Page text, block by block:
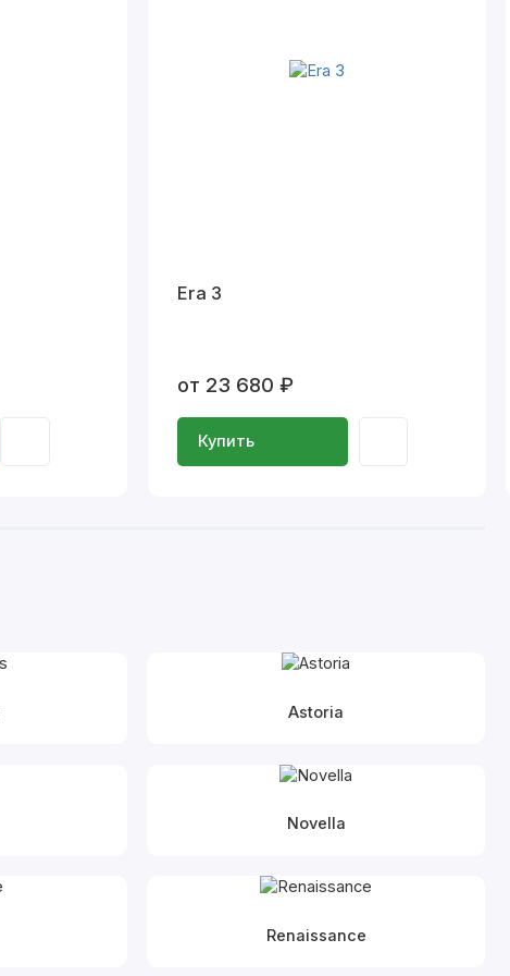
Era 3
от 23 680 ₽
Купить
Astoria
Novella
Renaissance